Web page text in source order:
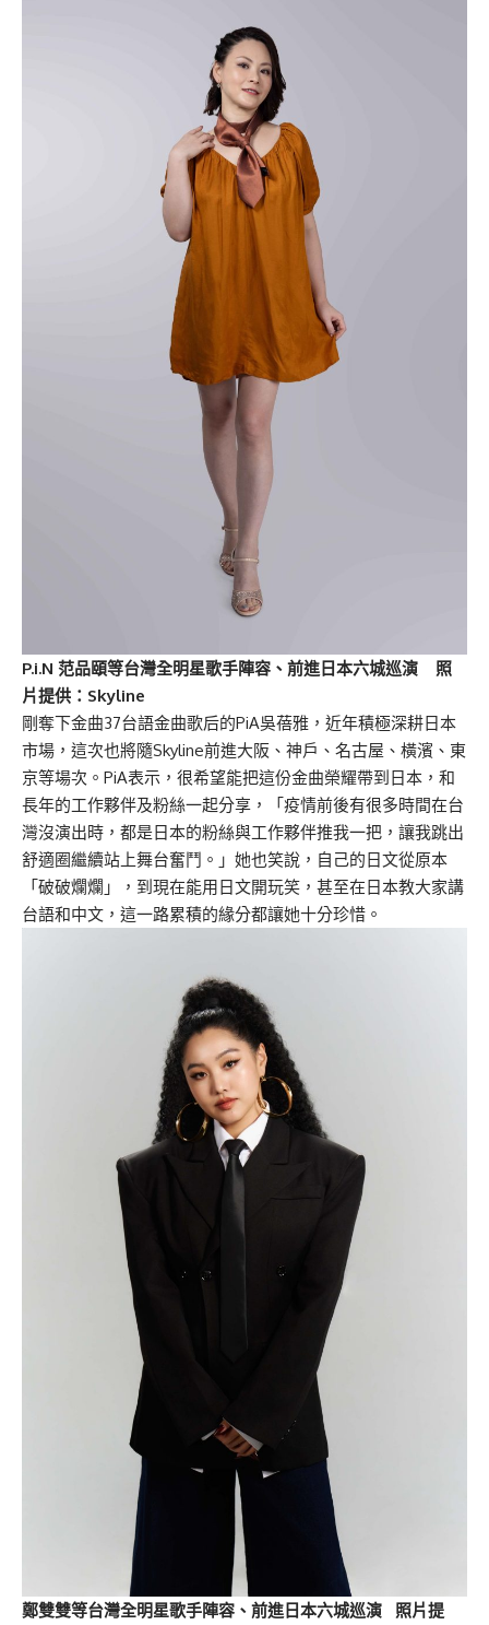
P.i.N 范品頤等台灣全明星歌手陣容、前進日本六城巡演 照
片提供：Skyline
剛奪下金曲37台語金曲歌后的PiA吳蓓雅，近年積極深耕日本
市場，這次也將隨Skyline前進大阪、神戶、名古屋、橫濱、東
京等場次。PiA表示，很希望能把這份金曲榮耀帶到日本，和
長年的工作夥伴及粉絲一起分享，「疫情前後有很多時間在台
灣沒演出時，都是日本的粉絲與工作夥伴推我一把，讓我跳出
舒適圈繼續站上舞台奮鬥。」她也笑說，自己的日文從原本
「破破爛爛」，到現在能用日文開玩笑，甚至在日本教大家講
台語和中文，這一路累積的緣分都讓她十分珍惜。
鄭雙雙等台灣全明星歌手陣容、前進日本六城巡演 照片提